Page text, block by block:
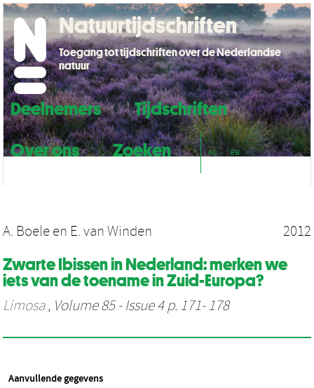
Deelnemers
Tijdschriften
Over ons
Zoeken NL EN
Natuurtijdschriften
Toegang tot tijdschriften over de Nederlandse
natuur
A. Boele en E. van Winden 2012
Zwarte Ibissen in Nederland: merken we
iets van de toename in Zuid-Europa?
Limosa, Volume 85 - Issue 4 p. 171- 178
Aanvullende gegevens